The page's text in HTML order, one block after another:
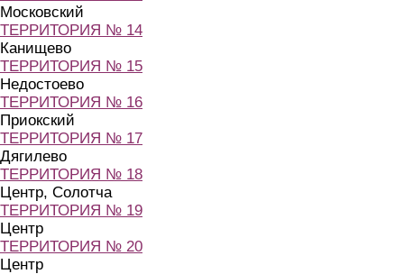
Московский
ТЕРРИТОРИЯ № 14
Канищево
ТЕРРИТОРИЯ № 15
Недостоево
ТЕРРИТОРИЯ № 16
Приокский
ТЕРРИТОРИЯ № 17
Дягилево
ТЕРРИТОРИЯ № 18
Центр, Солотча
ТЕРРИТОРИЯ № 19
Центр
ТЕРРИТОРИЯ № 20
Центр